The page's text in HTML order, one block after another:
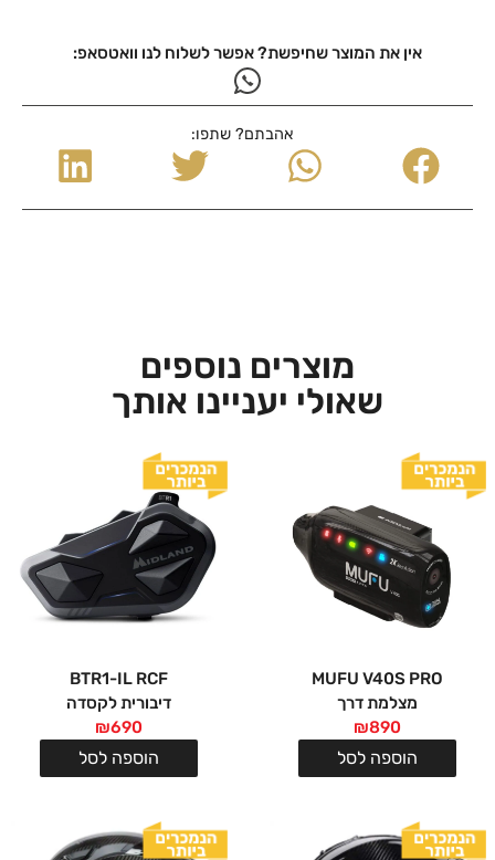
אין את המוצר שחיפשת? אפשר לשלוח לנו וואטסאפ:
אהבתם? שתפו:
מוצרים נוספים
שאולי יעניינו אותך
MUFU V40S PRO
מצלמת דרך
₪890
הוספה לסל
BTR1-IL RCF
דיבורית לקסדה
₪690
הוספה לסל